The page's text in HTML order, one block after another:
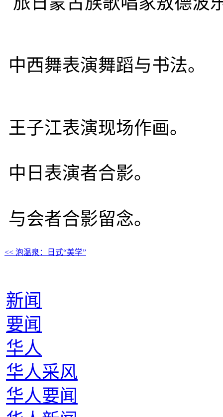
中西舞表演舞蹈与书法。
王子江表演现场作画。
中日表演者合影。
与会者合影留念。
<< 泡温泉：日式“美学”
新闻
要闻
华人
华人采风
华人要闻